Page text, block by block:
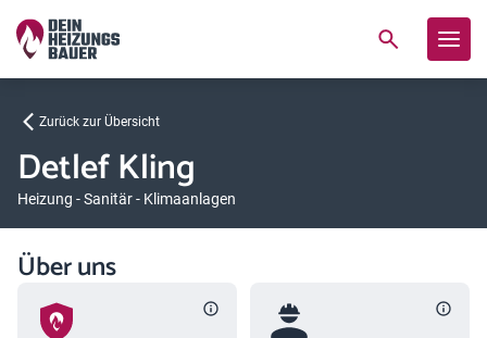
Zurück zur Übersicht
Detlef Kling
Heizung - Sanitär - Klimaanlagen
Über uns